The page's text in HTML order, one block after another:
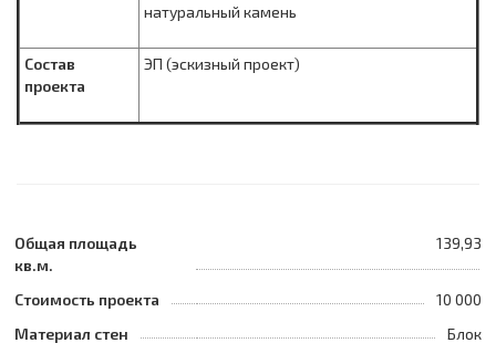
натуральный камень
Состав
проекта
ЭП (эскизный проект)
Общая площадь
кв.м.
139,93
Стоимость проекта
10 000
Материал стен
Блок